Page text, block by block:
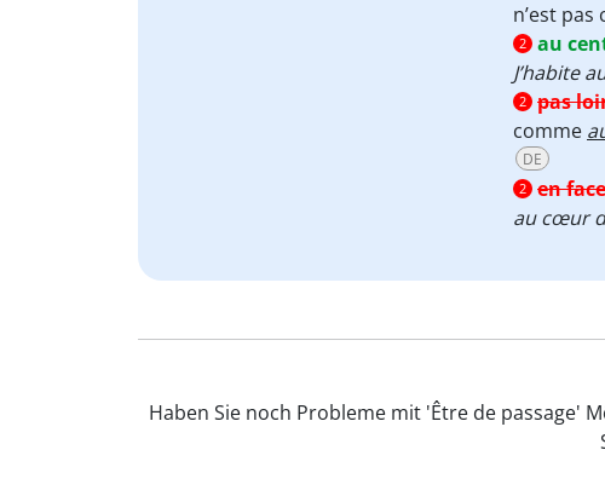
n’est pas
2 au
J’habite
2 pas
comme
DE
2 en face
au cœur
Haben Sie noch Probleme mit 'Être de passage'